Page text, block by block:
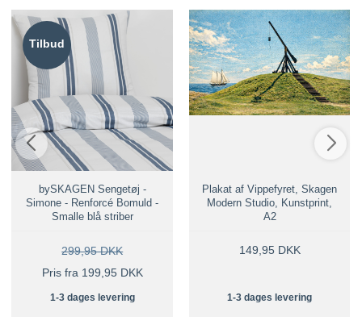
Tilbud
bySKAGEN Sengetøj -
Simone - Renforcé Bomuld -
Smalle blå striber
299,95 DKK
Pris fra 199,95 DKK
1-3 dages levering
Plakat af Vippefyret, Skagen
Modern Studio, Kunstprint,
A2
149,95 DKK
1-3 dages levering